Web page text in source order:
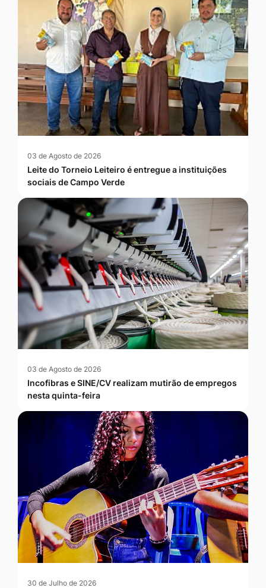
03 de Agosto de 2026
Leite do Torneio Leiteiro é entregue a instituições
sociais de Campo Verde
03 de Agosto de 2026
Incofibras e SINE/CV realizam mutirão de empregos
nesta quinta-feira
30 de Julho de 2026